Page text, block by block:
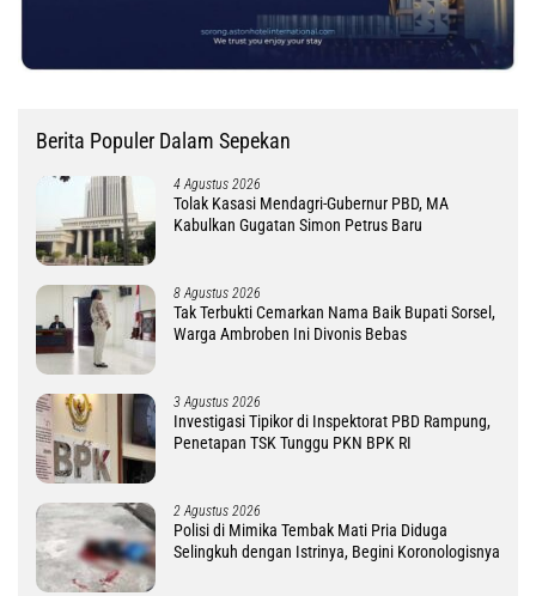
Berita Populer Dalam Sepekan
4 Agustus 2026
Tolak Kasasi Mendagri-Gubernur PBD, MA
Kabulkan Gugatan Simon Petrus Baru
8 Agustus 2026
Tak Terbukti Cemarkan Nama Baik Bupati Sorsel,
Warga Ambroben Ini Divonis Bebas
3 Agustus 2026
Investigasi Tipikor di Inspektorat PBD Rampung,
Penetapan TSK Tunggu PKN BPK RI
2 Agustus 2026
Polisi di Mimika Tembak Mati Pria Diduga
Selingkuh dengan Istrinya, Begini Koronologisnya